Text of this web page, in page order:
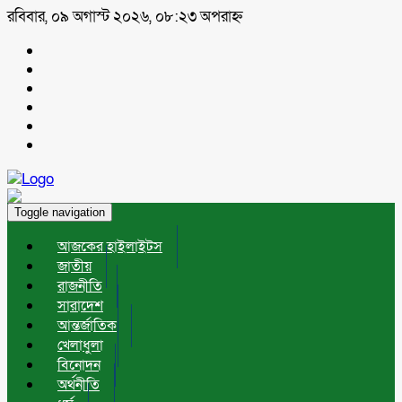
রবিবার, ০৯ অগাস্ট ২০২৬, ০৮:২৩ অপরাহ্ন
Toggle navigation
আজকের হাইলাইটস
জাতীয়
রাজনীতি
সারাদেশ
আন্তর্জাতিক
খেলাধুলা
বিনোদন
অর্থনীতি